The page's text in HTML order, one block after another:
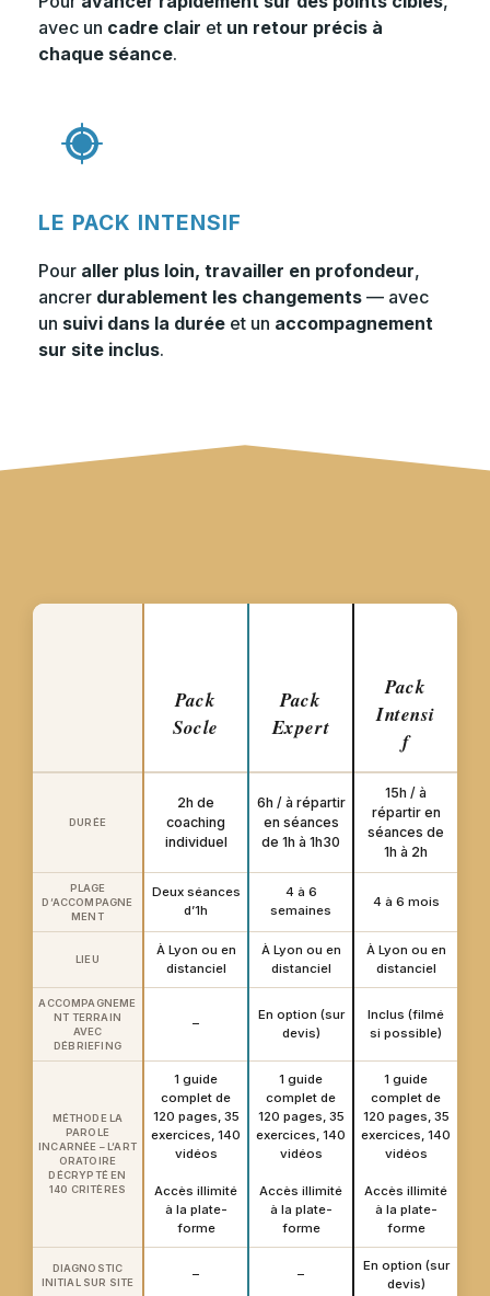
avec un cadre clair et un retour précis à
chaque séance.
LE PACK INTENSIF
Pour aller plus loin, travailler en profondeur,
ancrer durablement les changements — avec
un suivi dans la durée et un accompagnement
sur site inclus.
Pack
Socle
Pack
Expert
Pack
Intensi
f
DURÉE
2h de
coaching
individuel
6h / à répartir
en séances
de 1h à 1h30
15h / à
répartir en
séances de
1h à 2h
PLAGE
D’ACCOMPAGNE
MENT
Deux séances
d’1h
4 à 6
semaines
4 à 6 mois
LIEU
À Lyon ou en
distanciel
À Lyon ou en
distanciel
À Lyon ou en
distanciel
ACCOMPAGNEME
NT TERRAIN
AVEC
DÉBRIEFING
–
En option (sur
devis)
Inclus (filmé
si possible)
MÉTHODE LA
PAROLE
INCARNÉE – L’ART
ORATOIRE
DÉCRYPTÉ EN
140 CRITÈRES
1 guide
complet de
120 pages, 35
exercices, 140
vidéos
Accès illimité
à la plate-
forme
1 guide
complet de
120 pages, 35
exercices, 140
vidéos
Accès illimité
à la plate-
forme
1 guide
complet de
120 pages, 35
exercices, 140
vidéos
Accès illimité
à la plate-
forme
DIAGNOSTIC
INITIAL SUR SITE
– –
En option (sur
devis)